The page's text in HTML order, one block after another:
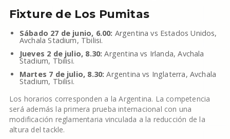
Fixture de Los Pumitas
Sábado 27 de junio, 6.00: Argentina vs Estados Unidos,
Avchala Stadium, Tbilisi.
Jueves 2 de julio, 8.30: Argentina vs Irlanda, Avchala
Stadium, Tbilisi.
Martes 7 de julio, 8.30: Argentina vs Inglaterra, Avchala
Stadium, Tbilisi.
Los horarios corresponden a la Argentina. La competencia
será además la primera prueba internacional con una
modificación reglamentaria vinculada a la reducción de la
altura del tackle.